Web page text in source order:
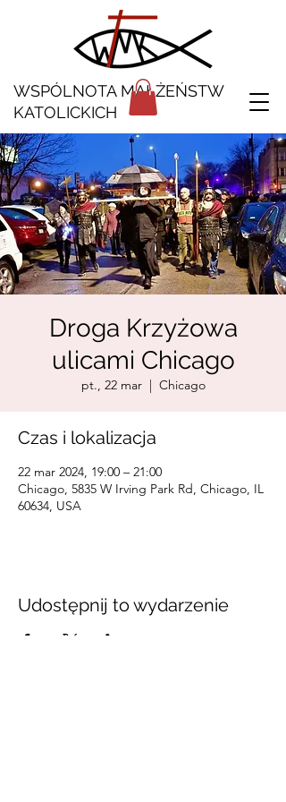
WSPÓLNOTA MAŁŻEŃSTW
KATOLICKICH
Droga Krzyżowa
ulicami Chicago
pt., 22 mar
  |
Chicago
Czas i lokalizacja
22 mar 2024, 19:00 – 21:00
Chicago, 5835 W Irving Park Rd, Chicago, IL
60634, USA
Udostępnij to wydarzenie